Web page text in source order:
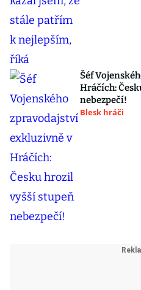
Šéf
Hráčích:
nebezpečí!
Blesk hráči